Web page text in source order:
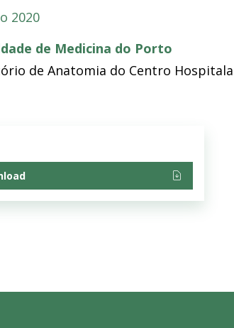
2020
de Medicina do Porto
de Anatomia do Centro